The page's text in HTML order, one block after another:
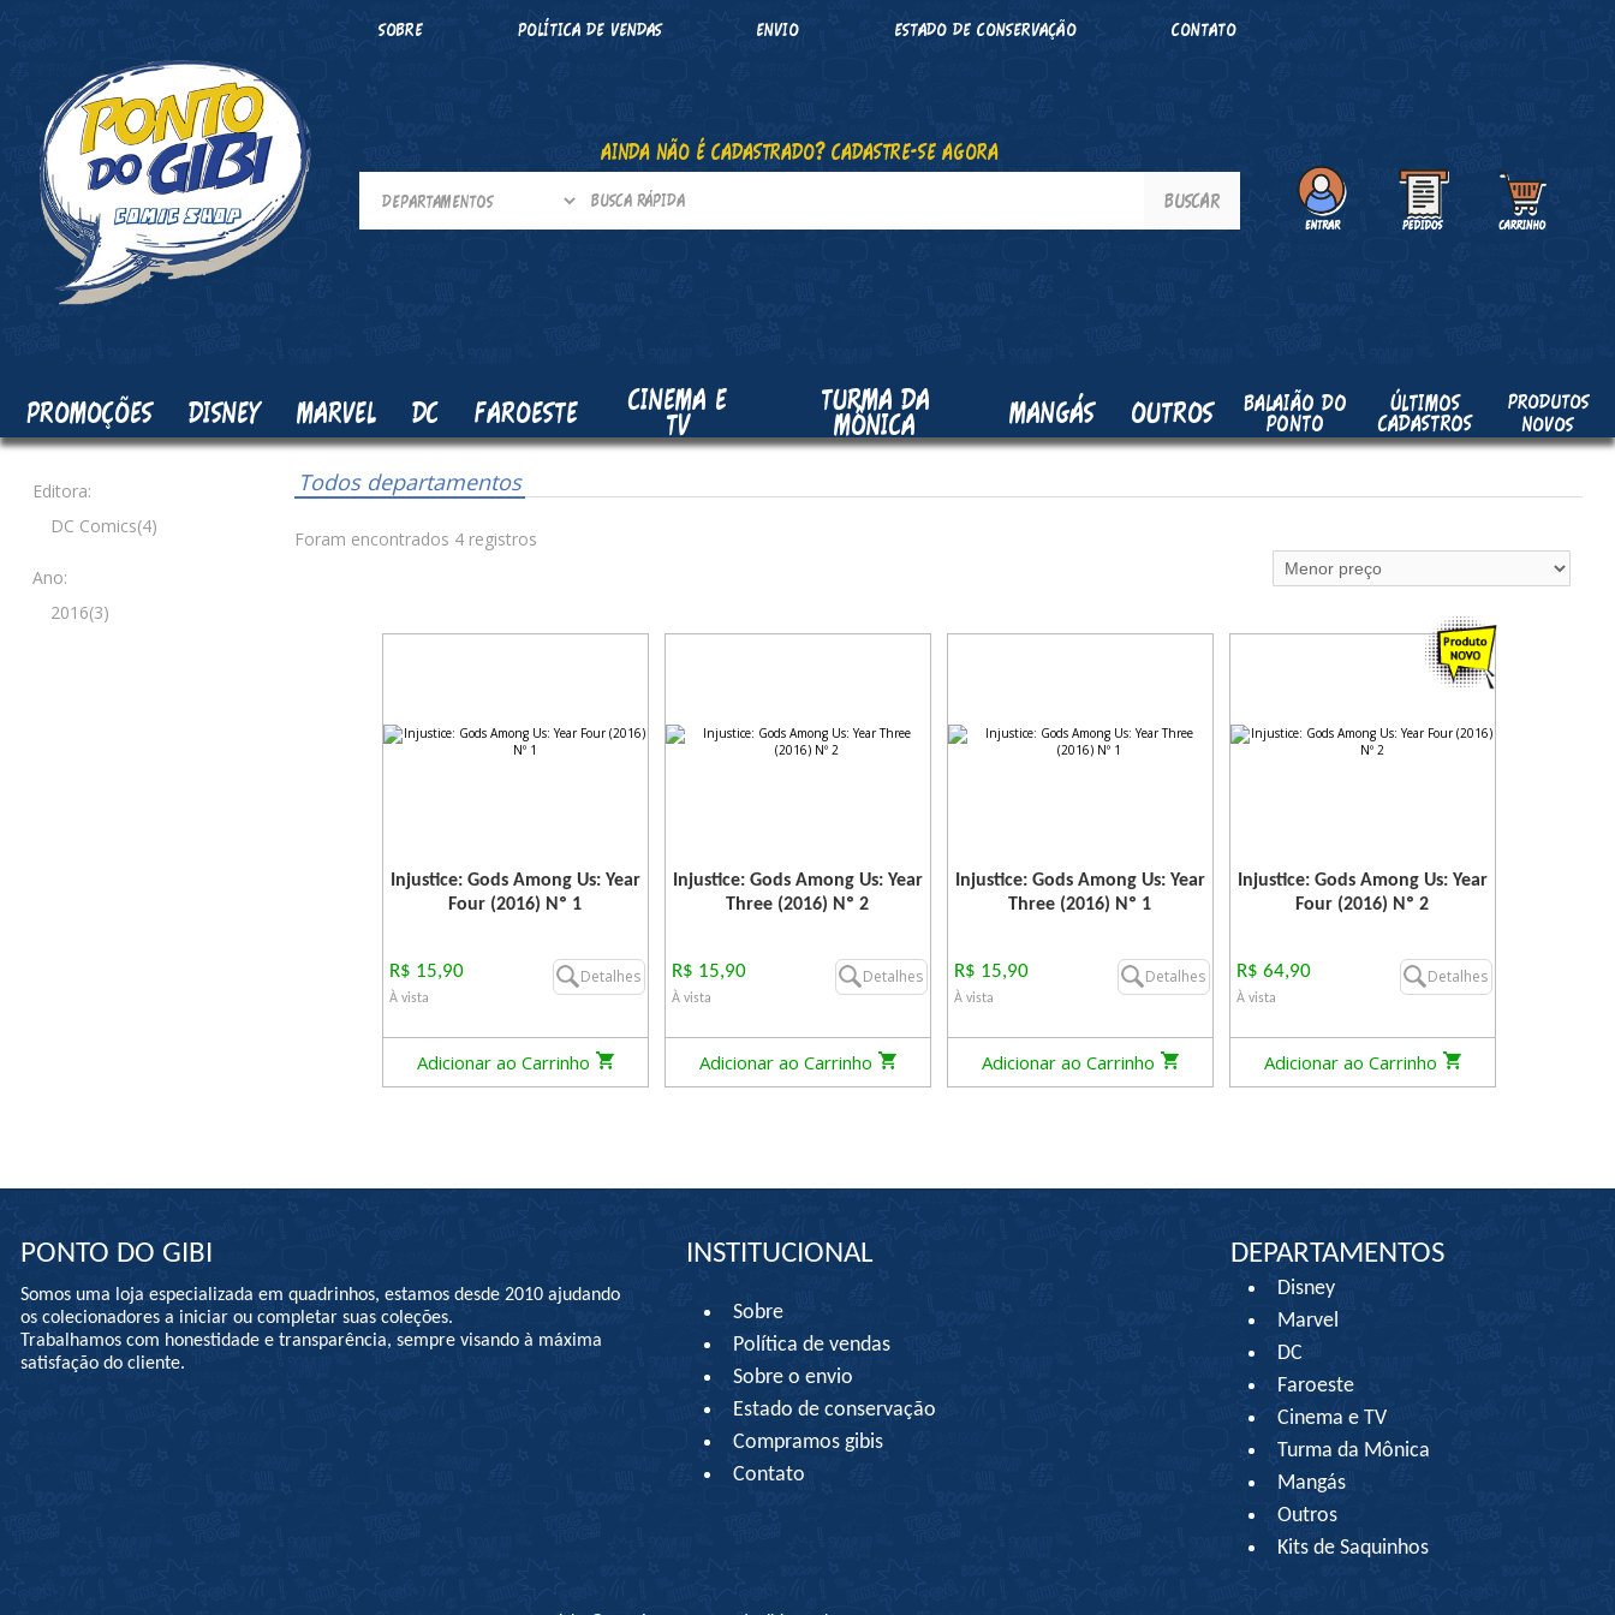
SOBRE POLÍTICA DE VENDAS ENVIO ESTADO DE CONSERVAÇÃO CONTATO
AINDA NÃO É CADASTRADO? CADASTRE-SE AGORA
PROMOÇÕES DISNEY MARVEL DC FAROESTE CINEMA E
TV
TURMA DA
MÔNICA MANGÁS OUTROS BALAIÃO DO
PONTO
ÚLTIMOS
CADASTROS
PRODUTOS
NOVOS
Editora:
DC Comics(4)
Ano:
2016(3)
Todos departamentos
Foram encontrados 4 registros
Injustice: Gods Among Us: Year
Four (2016) Nº 1
R$ 15,90
À vista
Detalhes
Adicionar ao Carrinho
Injustice: Gods Among Us: Year
Three (2016) Nº 2
R$ 15,90
À vista
Detalhes
Adicionar ao Carrinho
Injustice: Gods Among Us: Year
Three (2016) Nº 1
R$ 15,90
À vista
Detalhes
Adicionar ao Carrinho
Injustice: Gods Among Us: Year
Four (2016) Nº 2
R$ 64,90
À vista
Detalhes
Adicionar ao Carrinho
PONTO DO GIBI
Somos uma loja especializada em quadrinhos, estamos desde 2010 ajudando
os colecionadores a iniciar ou completar suas coleções.
Trabalhamos com honestidade e transparência, sempre visando à máxima
satisfação do cliente.
INSTITUCIONAL
Sobre
Política de vendas
Sobre o envio
Estado de conservação
Compramos gibis
Contato
DEPARTAMENTOS
Disney
Marvel
DC
Faroeste
Cinema e TV
Turma da Mônica
Mangás
Outros
Kits de Saquinhos